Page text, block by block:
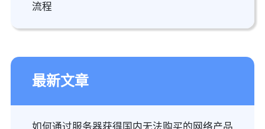
流程
最新文章